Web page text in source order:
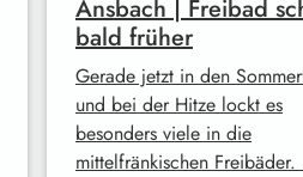
Ansbach | Freibad
bald früher
Gerade jetzt in den
und bei der Hitze lockt es
besonders viele in die
mittelfränkischen